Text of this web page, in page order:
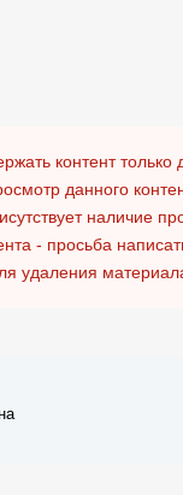
контент только
данного
наличие
- просьба
удаления